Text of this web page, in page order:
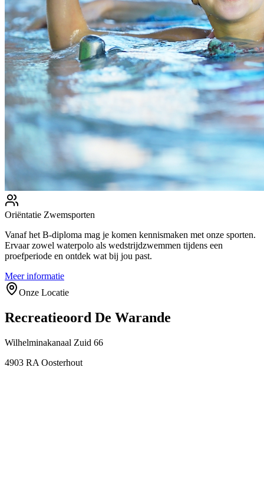
Oriëntatie Zwemsporten
Vanaf het B-diploma mag je komen kennismaken met onze sporten.
Ervaar zowel waterpolo als wedstrijdzwemmen tijdens een
proefperiode en ontdek wat bij jou past.
Meer informatie
Onze Locatie
Recreatieoord De Warande
Wilhelminakanaal Zuid 66
4903 RA Oosterhout